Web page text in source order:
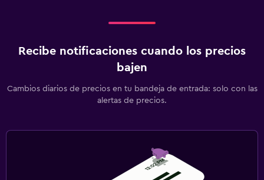
Recibe notificaciones cuando los precios
bajen
Cambios diarios de precios en tu bandeja de entrada: solo con las
alertas de precios.